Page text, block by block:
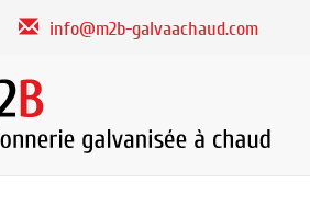
info@m2b-galvaachaud.com